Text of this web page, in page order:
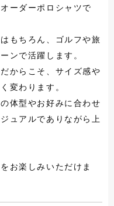
ーダーポロシャツで
もちろん、ゴルフや旅
ンで活躍します。
からこそ、サイズ感や
変わります。
体型やお好みに合わせ
ュアルでありながら上
お楽しみいただけま